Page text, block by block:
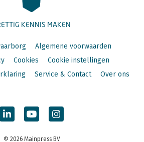
KENNIS MAKEN
Algemene voorwaarden
Cookies
Cookie instellingen
Service & Contact Over ons
© 2026 Mainpress BV